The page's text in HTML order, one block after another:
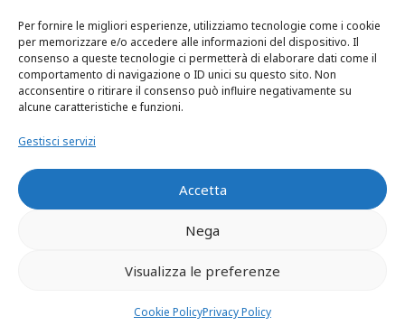
Per fornire le migliori esperienze, utilizziamo tecnologie come i cookie
per memorizzare e/o accedere alle informazioni del dispositivo. Il
consenso a queste tecnologie ci permetterà di elaborare dati come il
comportamento di navigazione o ID unici su questo sito. Non
acconsentire o ritirare il consenso può influire negativamente su
alcune caratteristiche e funzioni.
Gestisci servizi
Accetta
Nega
Visualizza le preferenze
Cookie PolicyPrivacy Policy
Milano,
ritenuto che il
telegramma
un nuncius,
vale a dire
l’agenzia
immobiliare,